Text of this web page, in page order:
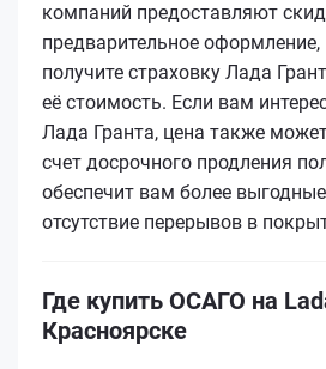
компаний предоставляют
предварительное
получите страховку Лада
её стоимость. Если вам
Лада Гранта, цена также
счет досрочного продления
обеспечит вам более
отсутствие перерывов в
Где купить ОСАГО на
Красноярске